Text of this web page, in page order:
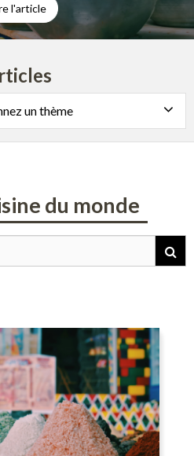
l'article
un thème
du monde